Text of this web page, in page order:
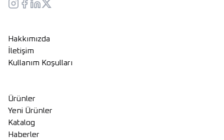
Hakkımızda
İletişim
Kullanım Koşulları
Ürünler
Yeni Ürünler
Katalog
Haberler